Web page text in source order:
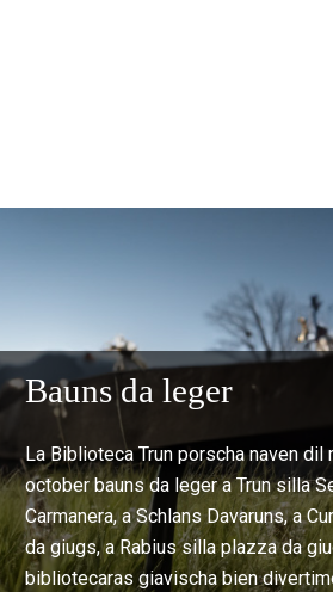
Bauns da leger
La Biblioteca Trun porscha naven dil
october bauns da leger a Trun silla
Carmanera, a Schlans Davaruns, a
da giugs, a Rabius silla plazza da
bibliotecaras giavischa bien